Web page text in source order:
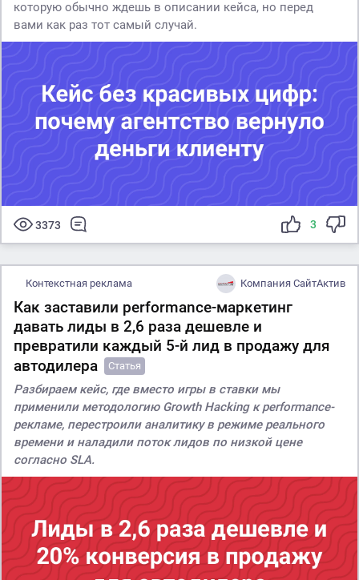
которую обычно ждешь в описании кейса, но перед
вами как раз тот самый случай.
3373 3
Контекстная реклама Компания СайтАктив
Как заставили performance-маркетинг
давать лиды в 2,6 раза дешевле и
превратили каждый 5-й лид в продажу для
автодилера
Статья
Разбираем кейс, где вместо игры в ставки мы
применили методологию Growth Hacking к performance-
рекламе, перестроили аналитику в режиме реального
времени и наладили поток лидов по низкой цене
согласно SLA.